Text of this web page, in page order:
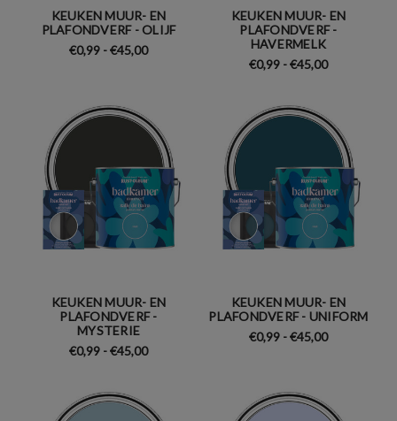
KEUKEN MUUR- EN
PLAFONDVERF - OLIJF
€0,99 - €45,00
KEUKEN MUUR- EN
PLAFONDVERF -
HAVERMELK
€0,99 - €45,00
KEUKEN MUUR- EN
PLAFONDVERF -
MYSTERIE
€0,99 - €45,00
KEUKEN MUUR- EN
PLAFONDVERF - UNIFORM
€0,99 - €45,00